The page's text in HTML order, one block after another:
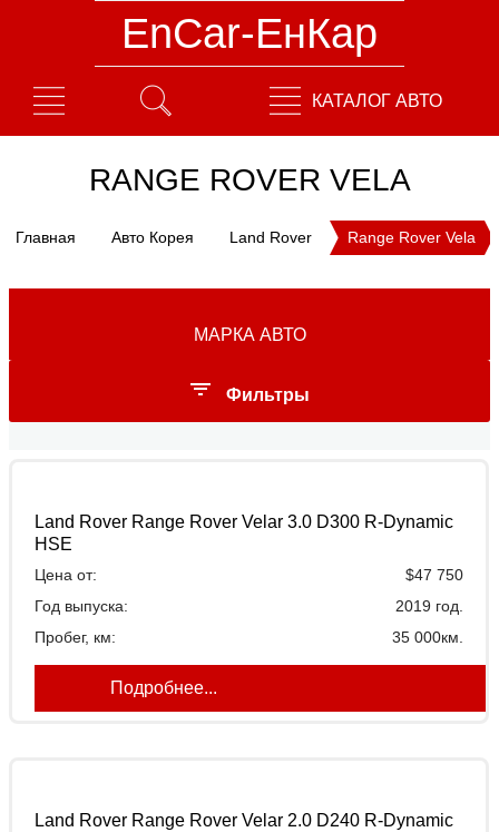
EnCar-ЕнКар
КАТАЛОГ АВТО
RANGE ROVER VELA
Главная Авто Корея Land Rover Range Rover Vela
МАРКА АВТО
Фильтры
Топливо:
Land Rover Range Rover Velar 3.0 D300 R-Dynamic
HSE
Цена от:
$47 750
Год выпуска:
2019 год.
Пробег, км:
35 000км.
Подробнее...
Land Rover Range Rover Velar 2.0 D240 R-Dynamic